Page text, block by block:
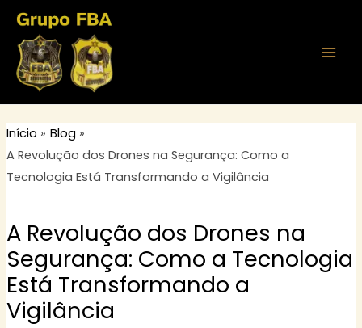
conteúdo
Início
Blog
A Revolução dos Drones na Segurança: Como a
Tecnologia Está Transformando a Vigilância
A Revolução dos Drones na
Segurança: Como a Tecnologia
Está Transformando a
Vigilância
Post
navigation